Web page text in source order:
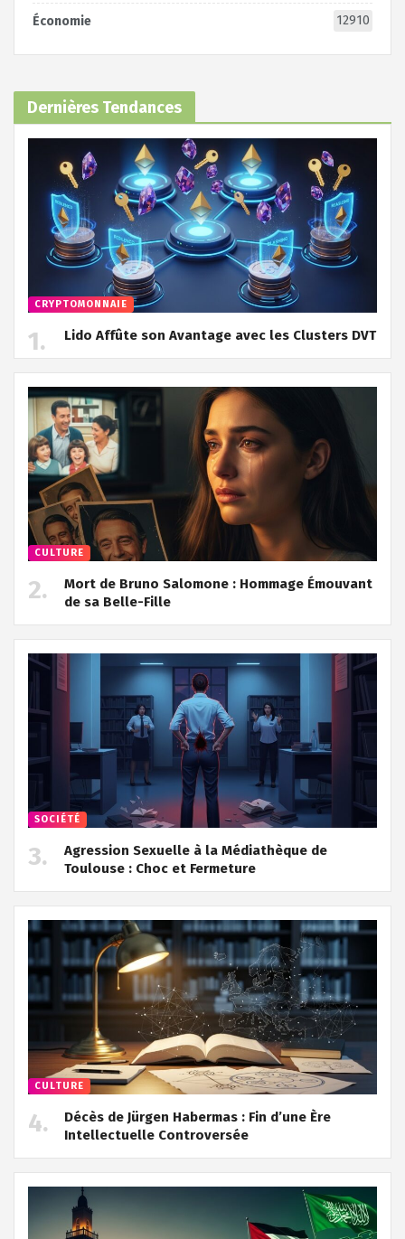
Économie 12910
Dernières Tendances
CRYPTOMONNAIE
Lido Affûte son Avantage avec les Clusters DVT
CULTURE
Mort de Bruno Salomone : Hommage Émouvant
de sa Belle-Fille
SOCIÉTÉ
Agression Sexuelle à la Médiathèque de
Toulouse : Choc et Fermeture
CULTURE
Décès de Jürgen Habermas : Fin d’une Ère
Intellectuelle Controversée